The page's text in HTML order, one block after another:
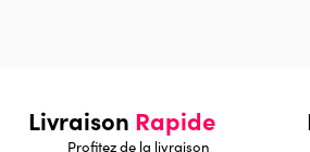
Livraison Rapide
Profitez de la livraison